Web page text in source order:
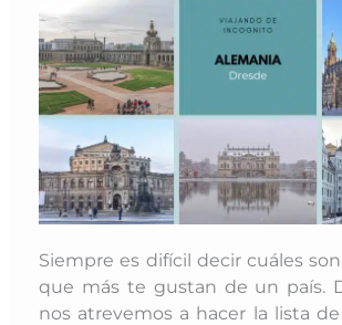
Siempre es difícil decir cuáles
que más te gustan de un país.
nos atrevemos a hacer la lista